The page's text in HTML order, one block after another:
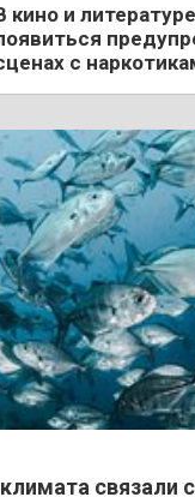
кино и
с
связали